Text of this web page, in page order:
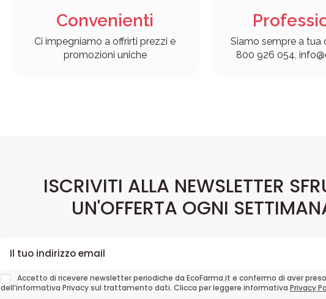
Convenienti
Ci impegniamo a offrirti prezzi e
promozioni uniche
Siamo sempre a tua
800 926 054,
ISCRIVITI ALLA NEWSLETTER
UN'OFFERTA OGNI
Accetto di ricevere newsletter periodiche da EcoFarma.it e confermo di aver
dell’informativa Privacy sul trattamento dati. Clicca per leggere informativa Privacy